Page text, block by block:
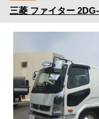
三菱 ファイター